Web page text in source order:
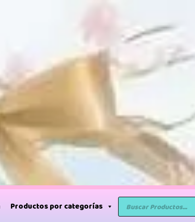
Productos por categorías